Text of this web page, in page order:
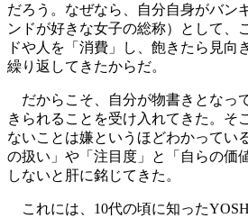
だろう。なぜなら、自分自身がバン
ンドが好きな女子の総称）として、
ドや人を「消費」し、飽きたら見向
繰り返してきたからだ。
だからこそ、自分が物書きとなっ
きられることを受け入れてきた。そ
ないことは嫌というほどわかってい
の扱い」や「注目度」と「自らの価
しないと肝に銘じてきた。
これには、10代の頃に知った